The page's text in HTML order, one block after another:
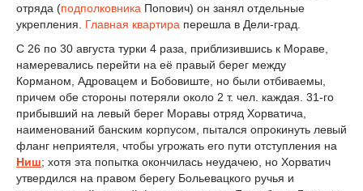
отряда (подполковника Попович) он занял отдельные
укрепления. Главная квартира перешла в Дели-град.
С 26 по 30 августа турки 4 раза, приблизившись к Мораве,
намеревались перейти на её правый берег между
Корманом, Адровацем и Бобовиште, но были отбиваемы,
причем обе стороны потеряли около 2 т. чел. каждая. 31-го
прибывший на левый берег Моравы отряд Хорватича,
наименований банским корпусом, пытался опрокинуть левый
фланг неприятеля, чтобы угрожать его пути отступления на
Ниш; хотя эта попытка окончилась неудачею, но Хорватич
утвердился на правом берегу Больевацкого ручья и